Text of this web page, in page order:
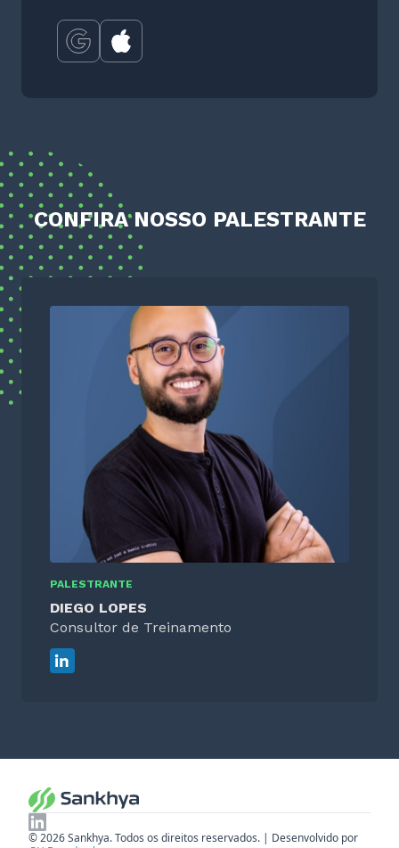
CONFIRA NOSSO PALESTRANTE
PALESTRANTE
DIEGO LOPES
Consultor de Treinamento
© 2026 Sankhya. Todos os direitos reservados. | Desenvolvido por